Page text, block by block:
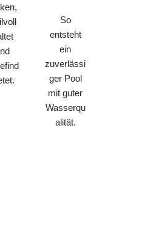
So
entsteht
ein
zuverlässi
ger Pool
mit guter
Wasserqu
alität.